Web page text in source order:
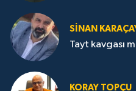
SİNAN
Tayt kavgası
KORAY TOPÇU